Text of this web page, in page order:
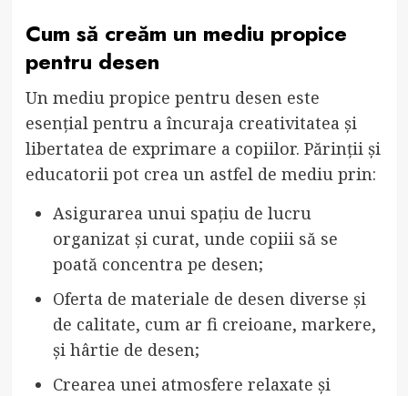
Cum să creăm un mediu propice
pentru desen
Un mediu propice pentru desen este
esențial pentru a încuraja creativitatea și
libertatea de exprimare a copiilor. Părinții și
educatorii pot crea un astfel de mediu prin:
Asigurarea unui spațiu de lucru
organizat și curat, unde copiii să se
poată concentra pe desen;
Oferta de materiale de desen diverse și
de calitate, cum ar fi creioane, markere,
și hârtie de desen;
Crearea unei atmosfere relaxate și